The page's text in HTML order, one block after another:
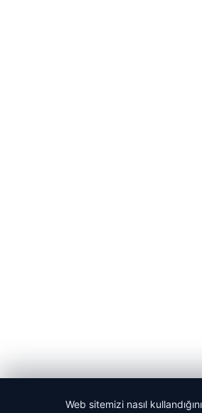
© 2026 Akbars Haber
Web sitemizi nasıl